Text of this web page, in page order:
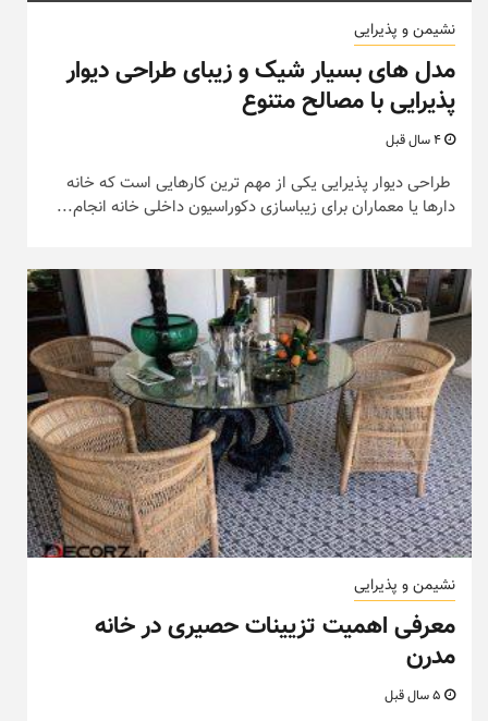
نشیمن و پذیرایی
مدل های بسیار شیک و زیبای طراحی دیوار
پذیرایی با مصالح متنوع
طراحی دیوار پذیرایی یکی از مهم ترین کارهایی است که خانه
دارها یا معماران برای زیباسازی دکوراسیون داخلی خانه انجام...
نشیمن و پذیرایی
معرفی اهمیت تزیینات حصیری در خانه
مدرن